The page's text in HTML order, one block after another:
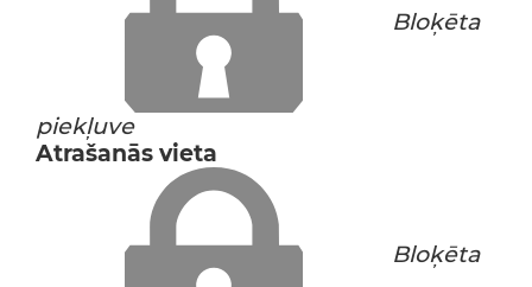
Bloķēta
piekļuve
Atrašanās vieta
Bloķēta